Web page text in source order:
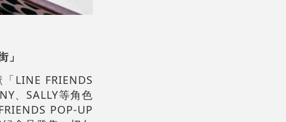
LINE FRIENDS
、SALLY等角色
POP-UP